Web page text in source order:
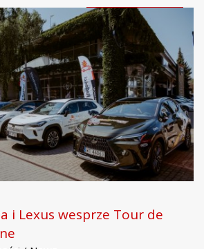
i Lexus wesprze Tour de